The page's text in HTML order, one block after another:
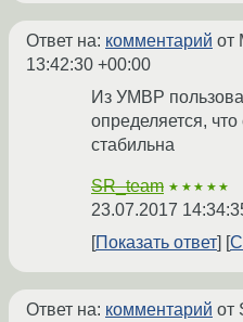
Ответ на: комментарий от
13:42:30 +00:00
Из УМВР
определяется,
стабильна
SR_team ★★★★★
23.07.2017
Показать ответ
Ответ на: комментарий от